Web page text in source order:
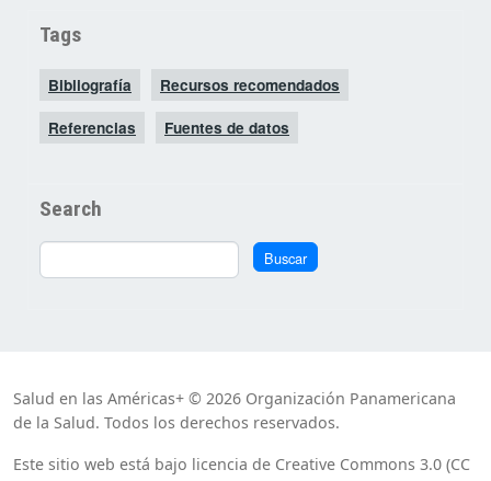
Tags
Bibliografía Recursos recomendados
Referencias Fuentes de datos
Search
Buscar Buscar
Salud en las Américas+ © 2026 Organización Panamericana
de la Salud. Todos los derechos reservados.
Este sitio web está bajo licencia de Creative Commons 3.0 (CC